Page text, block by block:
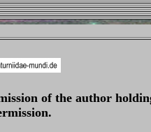
of the author